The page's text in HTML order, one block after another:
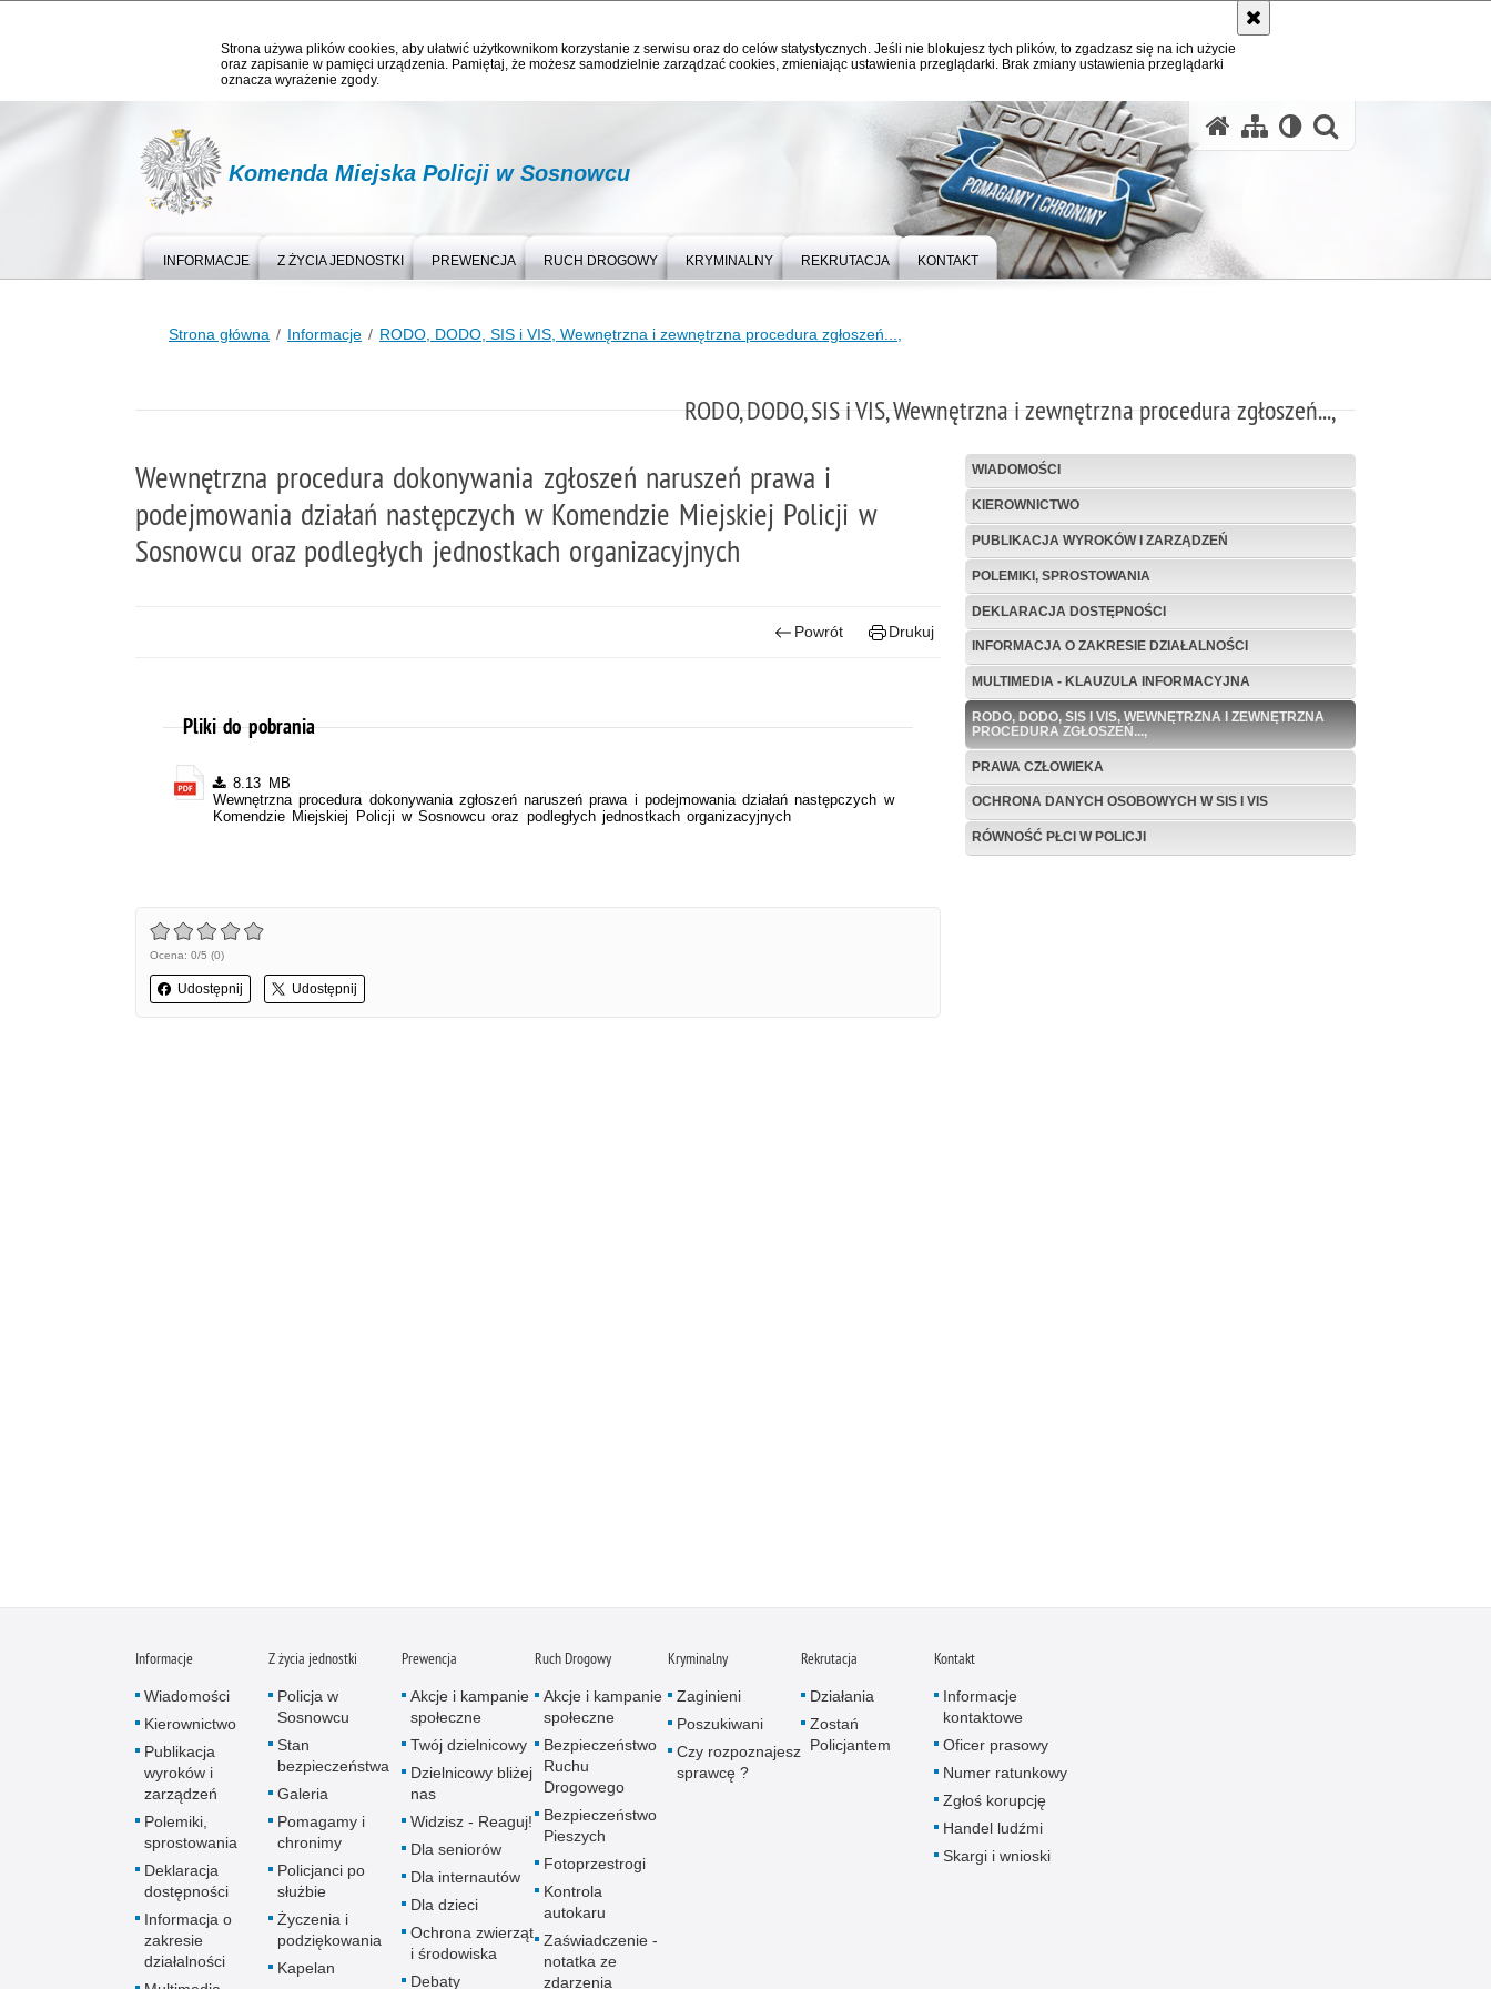
Strona używa plików cookies, aby ułatwić użytkownikom korzystanie z serwisu oraz do celów statystycznych. Jeśli nie blokujesz tych plików, to zgadzasz się na ich użycie
oraz zapisanie w pamięci urządzenia. Pamiętaj, że możesz samodzielnie zarządzać cookies, zmieniając ustawienia przeglądarki. Brak zmiany ustawienia przeglądarki
oznacza wyrażenie zgody.
Komenda Miejska Policji w Sosnowcu
INFORMACJE Z ŻYCIA JEDNOSTKI PREWENCJA RUCH DROGOWY KRYMINALNY REKRUTACJA KONTAKT
Strona główna Informacje RODO, DODO, SIS i VIS, Wewnętrzna i zewnętrzna procedura zgłoszeń...,
RODO, DODO, SIS i VIS, Wewnętrzna i zewnętrzna procedura zgłoszeń...,
Wewnętrzna procedura dokonywania zgłoszeń naruszeń prawa i
podejmowania działań następczych w Komendzie Miejskiej Policji w
Sosnowcu oraz podległych jednostkach organizacyjnych
Powrót Drukuj
Pliki do pobrania
8.13 MB
Wewnętrzna procedura dokonywania zgłoszeń naruszeń prawa i podejmowania działań następczych w
Komendzie Miejskiej Policji w Sosnowcu oraz podległych jednostkach organizacyjnych
Ocena: 0/5 (0)
Udostępnij Udostępnij
WIADOMOŚCI
KIEROWNICTWO
PUBLIKACJA WYROKÓW I ZARZĄDZEŃ
POLEMIKI, SPROSTOWANIA
DEKLARACJA DOSTĘPNOŚCI
INFORMACJA O ZAKRESIE DZIAŁALNOŚCI
MULTIMEDIA - KLAUZULA INFORMACYJNA
RODO, DODO, SIS I VIS, WEWNĘTRZNA I ZEWNĘTRZNA
PROCEDURA ZGŁOSZEŃ...,
PRAWA CZŁOWIEKA
OCHRONA DANYCH OSOBOWYCH W SIS I VIS
RÓWNOŚĆ PŁCI W POLICJI
Informacje
Wiadomości
Kierownictwo
Publikacja
wyroków i
zarządzeń
Polemiki,
sprostowania
Deklaracja
dostępności
Informacja o
zakresie
działalności
Z życia jednostki
Policja w
Sosnowcu
Stan
bezpieczeństwa
Galeria
Pomagamy i
chronimy
Policjanci po
służbie
Życzenia i
podziękowania
Kapelan
Prewencja
Akcje i kampanie
społeczne
Twój dzielnicowy
Dzielnicowy bliżej
nas
Widzisz - Reaguj!
Dla seniorów
Dla internautów
Dla dzieci
Ochrona zwierząt
i środowiska
Debaty
Ruch Drogowy
Akcje i kampanie
społeczne
Bezpieczeństwo
Ruchu
Drogowego
Bezpieczeństwo
Pieszych
Fotoprzestrogi
Kontrola
autokaru
Zaświadczenie -
notatka ze
zdarzenia
Kryminalny
Zaginieni
Poszukiwani
Czy rozpoznajesz
sprawcę ?
Rekrutacja
Działania
Zostań
Policjantem
Kontakt
Informacje
kontaktowe
Oficer prasowy
Numer ratunkowy
Zgłoś korupcję
Handel ludźmi
Skargi i wnioski